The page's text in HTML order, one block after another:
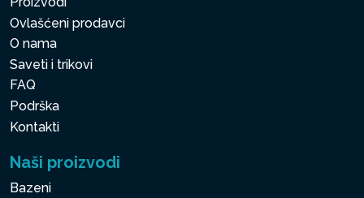
Ovlašćeni prodavci
O nama
Saveti i trikovi
FAQ
Podrška
Kontakti
Naši proizvodi
Bazeni